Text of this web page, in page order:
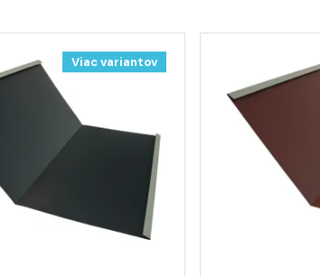
Viac variantov